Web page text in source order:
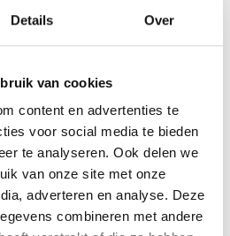
Details Over
van cookies
content en advertenties te
voor social media te bieden
te analyseren. Ook delen we
van onze site met onze
adverteren en analyse. Deze
combineren met andere
2026
Oost-Vlaanderen